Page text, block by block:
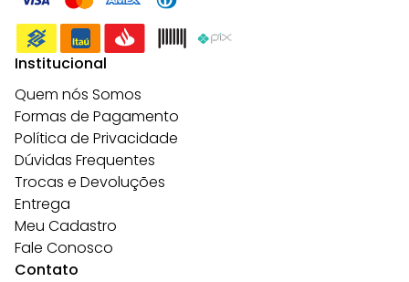
Institucional
Quem nós Somos
Formas de Pagamento
Política de Privacidade
Dúvidas Frequentes
Trocas e Devoluções
Entrega
Meu Cadastro
Fale Conosco
Contato